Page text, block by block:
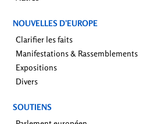
NOUVELLES D’EUROPE
Clarifier les faits
Manifestations & Rassemblements
Expositions
Divers
SOUTIENS